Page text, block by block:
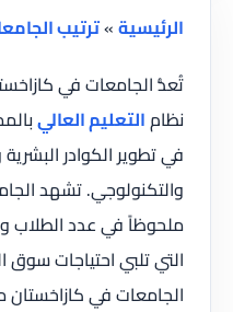
الرئيسية»ترتيب
تُعدُّ الجامعات في
نظامالتعليم العالي
في تطوير الكوادر
والتكنولوجي. تشهد
ملحوظاً في عدد الطلاب
التي تلبي احتياجات سوق
الجامعات في